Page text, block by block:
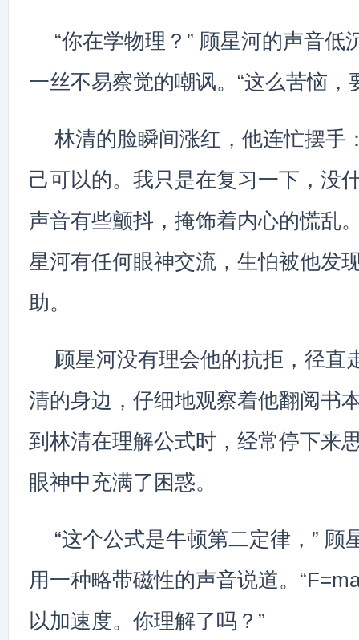
“你在学物理？” 顾星河的声音低
一丝不易察觉的嘲讽。“这么苦恼，
林清的脸瞬间涨红，他连忙摆手
己可以的。我只是在复习一下，没
声音有些颤抖，掩饰着内心的慌乱
星河有任何眼神交流，生怕被他发
助。
顾星河没有理会他的抗拒，径直
清的身边，仔细地观察着他翻阅书
到林清在理解公式时，经常停下来
眼神中充满了困惑。
“这个公式是牛顿第二定律，” 顾
用一种略带磁性的声音说道。
以加速度。你理解了吗？”